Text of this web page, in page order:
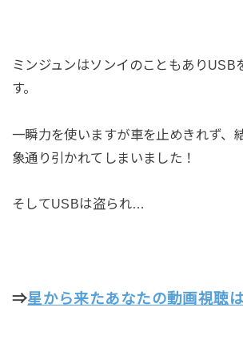
ミンジュンはソンイのこともありUSB
す。
一瞬力を使いますが車を止めきれず、
象通り引かれてしまいました！
そしてUSBは盗られ…
⇒星から来たあなたの動画視聴